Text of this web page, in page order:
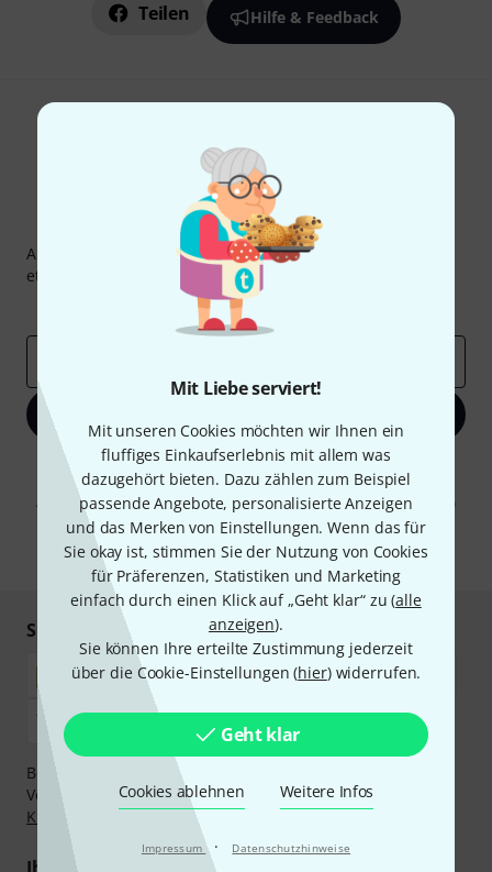
Mit Liebe serviert!
Mit unseren Cookies möchten wir Ihnen ein
fluffiges Einkaufserlebnis mit allem was
dazugehört bieten. Dazu zählen zum Beispiel
passende Angebote, personalisierte Anzeigen
und das Merken von Einstellungen. Wenn das für
Sie okay ist, stimmen Sie der Nutzung von Cookies
für Präferenzen, Statistiken und Marketing
einfach durch einen Klick auf „Geht klar“ zu (alle
anzeigen).
Sie können Ihre erteilte Zustimmung jederzeit
über die Cookie-Einstellungen (hier) widerrufen.
Geht klar
Cookies ablehnen Weitere Infos
Impressum · Datenschutzhinweise
Teilen Hilfe & Feedback
Thomann Newsletter
Abonniere den Thomann Newsletter und gewinne mit
etwas Glück einen von
50 Gutscheinen
Inspirierende Beiträge
Mit Klick auf „Jetzt anmelden“ stimmen Sie dem Erhalt von E-Mail-
Werbung und einer Messung des E-Mail-Nutzungsverhaltens zu. Die
Abmeldung ist jederzeit möglich. Weitere Informationen finden Sie in
unseren
Datenschutzhinweisen.
* Pflichtfeld
Sicher einkaufen & bezahlen
Bezahlen Sie vertraulich und sicher per Nachnahme,
Vorkasse, PayPal, Amazon Pay,
Klarna Sofort bezahlen
Klarna Ratenzahlungoder Kreditkarte.